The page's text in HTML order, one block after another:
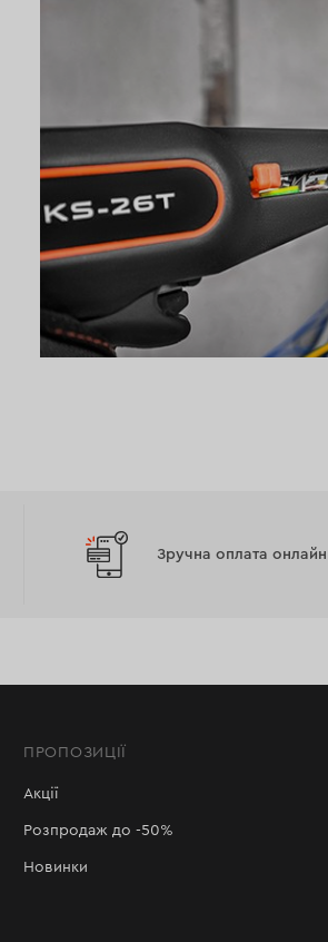
Зручна оплата онлайн
ПРОПОЗИЦІЇ
Акції
Розпродаж до -50%
Новинки